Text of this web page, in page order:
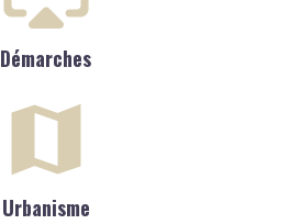
Démarches
Urbanisme